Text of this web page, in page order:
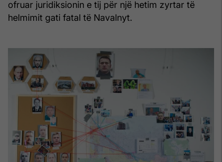
ofruar juridiksionin e tij për një hetim zyrtar të
helmimit gati fatal të Navalnyt.